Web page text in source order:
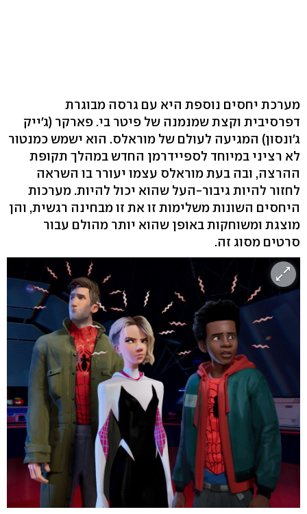
מערכת יחסים נוספת היא עם גרסה מבוגרת
דפרסיבית וקצת שמנמנה של פיטר בי. פארקר (ג'ייק
ג'ונסון) המגיעה לעולם של מוראלס. הוא ישמש כמנטור
לא רציני במיוחד לספיידרמן החדש במהלך תקופת
ההרצה, ובה בעת מוראלס עצמו יעורר בו השראה
לחזור להיות גיבור-העל שהוא יכול להיות. מערכות
היחסים השונות משלימות זו את זו מבחינה רגשית, והן
מוצגת ומשוחקות באופן שהוא יותר מהולם עבור
סרטים מסוג זה.